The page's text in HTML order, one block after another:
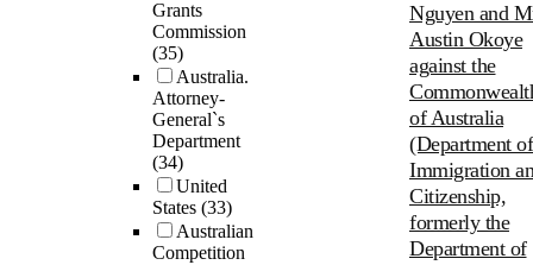
Grants
Commission
(35)
Australia.
Attorney-
General`s
Department
(34)
United
States (33)
Australian
Competition
Nguyen and
Austin Okoye
against the
of Australia
(Department of
Immigration
Citizenship,
formerly the
Department of